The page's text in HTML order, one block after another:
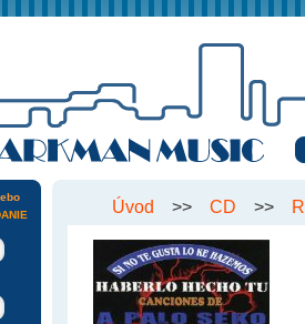
Úvod >> CD >>